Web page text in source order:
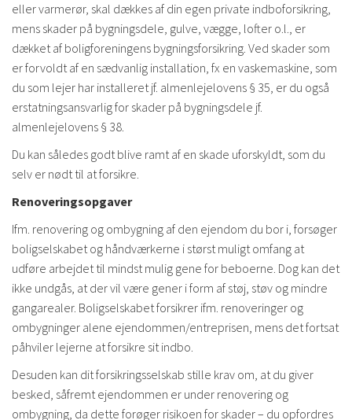
eller varmerør, skal dækkes af din egen private indboforsikring,
mens skader på bygningsdele, gulve, vægge, lofter o.l., er
dækket af boligforeningens bygningsforsikring. Ved skader som
er forvoldt af en sædvanlig installation, fx en vaskemaskine, som
du som lejer har installeret jf. almenlejelovens § 35, er du også
erstatningsansvarlig for skader på bygningsdele jf.
almenlejelovens § 38.
Du kan således godt blive ramt af en skade uforskyldt, som du
selv er nødt til at forsikre.
Renoveringsopgaver
Ifm. renovering og ombygning af den ejendom du bor i, forsøger
boligselskabet og håndværkerne i størst muligt omfang at
udføre arbejdet til mindst mulig gene for beboerne. Dog kan det
ikke undgås, at der vil være gener i form af støj, støv og mindre
gangarealer. Boligselskabet forsikrer ifm. renoveringer og
ombygninger alene ejendommen/entreprisen, mens det fortsat
påhviler lejerne at forsikre sit indbo.
Desuden kan dit forsikringsselskab stille krav om, at du giver
besked, såfremt ejendommen er under renovering og
ombygning, da dette forøger risikoen for skader – du opfordres